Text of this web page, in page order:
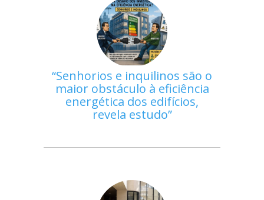
Senhorios e inquilinos são o
maior obstáculo à eficiência
energética dos edifícios,
revela estudo